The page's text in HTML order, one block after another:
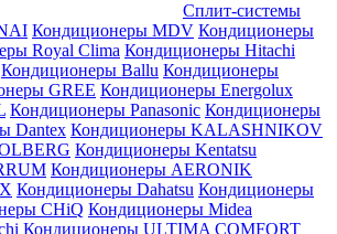
Сплит-системы
Кондиционеры MDV Кондиционеры
Royal Clima Кондиционеры Hitachi
Кондиционеры Ballu Кондиционеры
GREE Кондиционеры Energolux
Кондиционеры Panasonic Кондиционеры
Dantex Кондиционеры KALASHNIKOV
Кондиционеры Kentatsu
Кондиционеры AERONIK
Кондиционеры Dahatsu Кондиционеры
CHiQ Кондиционеры Midea
Кондиционеры ULTIMA COMFORT